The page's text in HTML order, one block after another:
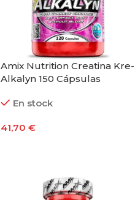
Amix Nutrition Creatina Kre-
Alkalyn 150 Cápsulas
En stock
41,70 €